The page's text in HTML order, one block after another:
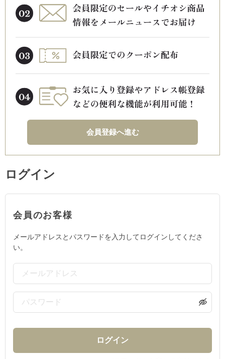
会員登録へ進む
ログイン
会員のお客様
メールアドレスとパスワードを入力してログインしてくださ
い。